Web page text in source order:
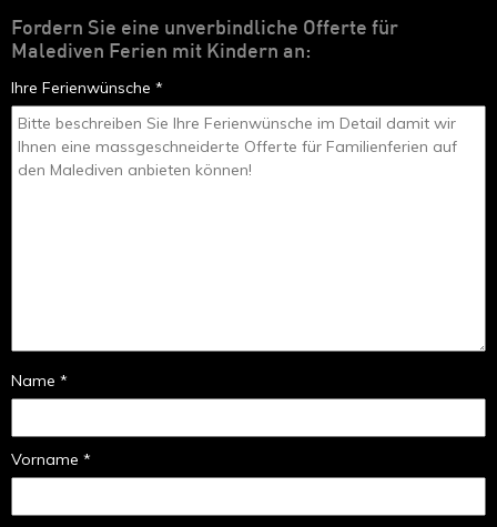
Fordern Sie eine unverbindliche Offerte für
Malediven Ferien mit Kindern an:
Ihre Ferienwünsche *
Name *
Vorname *